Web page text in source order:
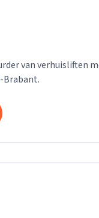
van verhuisliften
Brabant.